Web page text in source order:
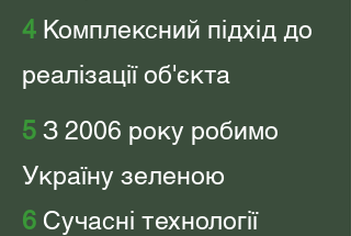
4 Комплексний підхід до
реалізації об'єкта
5 З 2006 року робимо
Україну зеленою
6 Сучасні технології